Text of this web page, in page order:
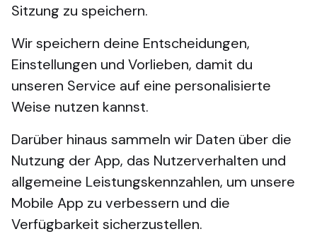
Sitzung zu speichern.
Wir speichern deine Entscheidungen,
Einstellungen und Vorlieben, damit du
unseren Service auf eine personalisierte
Weise nutzen kannst.
Darüber hinaus sammeln wir Daten über die
Nutzung der App, das Nutzerverhalten und
allgemeine Leistungskennzahlen, um unsere
Mobile App zu verbessern und die
Verfügbarkeit sicherzustellen.